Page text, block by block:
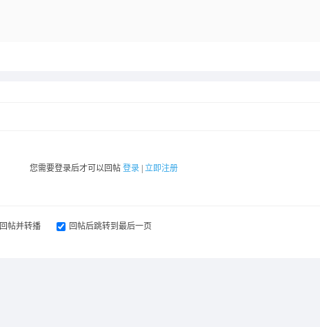
您需要登录后才可以回帖 登录 立即注册
回帖并转播 回帖后跳转到最后一页